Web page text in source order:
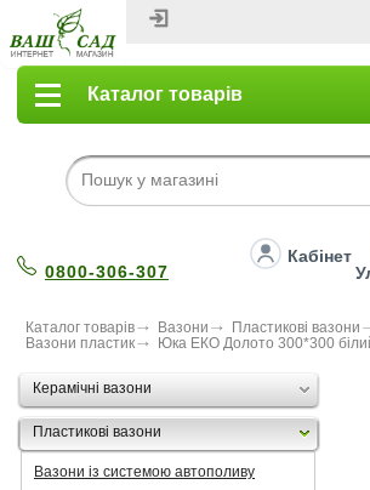
Каталог товарів
0800-306-307
Кабінет
Каталог товарів Вазони
Пластикові вазони
Вазони пластик
Юка ЕКО Долото 300*300
Керамічні вазони
Пластикові вазони
Вазони із системою автополиву